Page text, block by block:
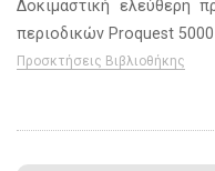
Δοκιμαστική ελεύθερη
περιοδικών Proquest 5000
Προσκτήσεις Βιβλιοθήκης